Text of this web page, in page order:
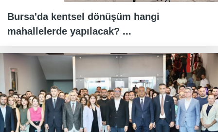
Bursa'da kentsel dönüşüm hangi
mahallelerde yapılacak? ...